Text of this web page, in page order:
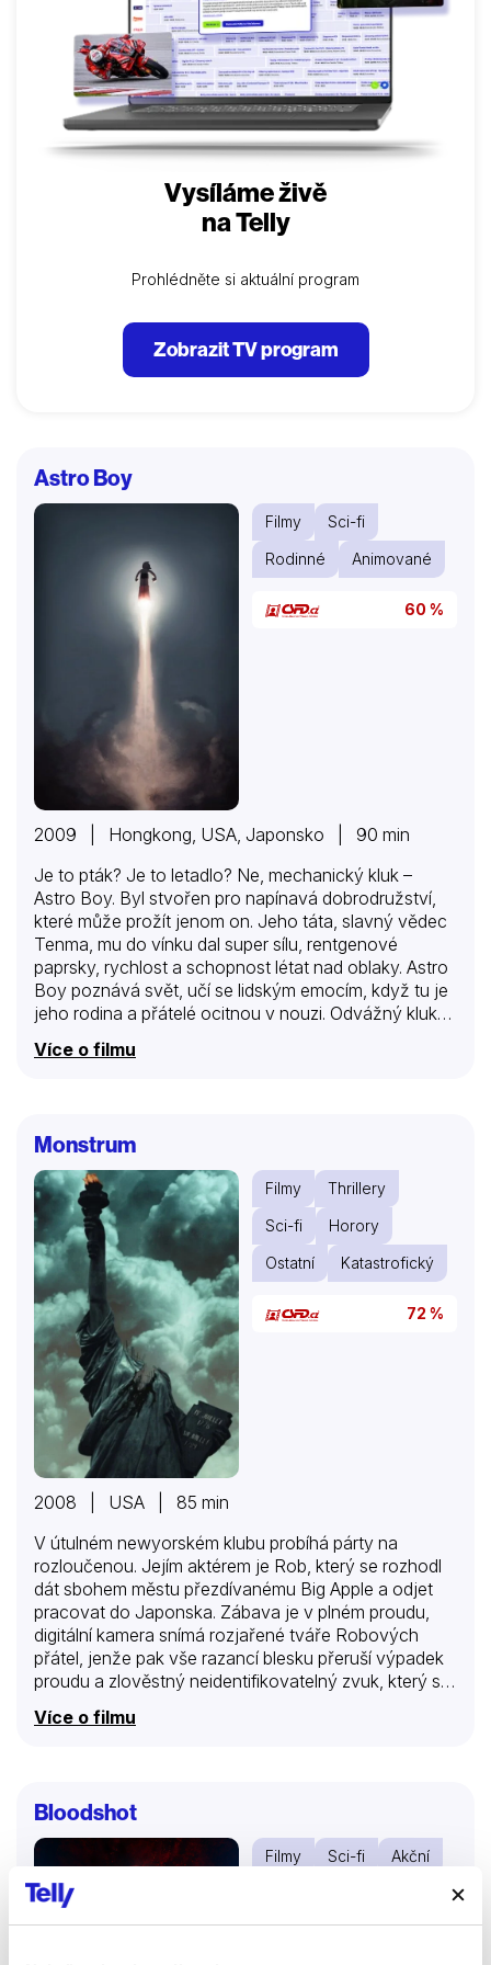
Vysíláme živě
na Telly
Prohlédněte si aktuální program
Zobrazit TV program
Astro Boy
Filmy
Sci-fi
Rodinné
Animované
60 %
2009 | Hongkong, USA, Japonsko | 90 min
Je to pták? Je to letadlo? Ne, mechanický kluk –
Astro Boy. Byl stvořen pro napínavá dobrodružství,
které může prožít jenom on. Jeho táta, slavný vědec
Tenma, mu do vínku dal super sílu, rentgenové
paprsky, rychlost a schopnost létat nad oblaky. Astro
Boy poznává svět, učí se lidským emocím, když tu je
jeho rodina a přátelé ocitnou v nouzi. Odvážný kluk
se proto vrací do rodného Metro City, aby čelil možná
dosud největší životní výzvě. Astro Boy pochází z
století. Ty byly později přepracovány do televizního
seriálu. Právě jeho podoba tehdy udala směr celé
japonské animované produkci a dodnes je…
Více o filmu
Monstrum
Filmy
Thrillery
Sci-fi
Horory
Ostatní
Katastrofický
72 %
2008 | USA | 85 min
V útulném newyorském klubu probíhá párty na
rozloučenou. Jejím aktérem je Rob, který se rozhodl
dát sbohem městu přezdívanému Big Apple a odjet
pracovat do Japonska. Zábava je v plném proudu,
digitální kamera snímá rozjařené tváře Robových
přátel, jenže pak vše razancí blesku přeruší výpadek
proudu a zlověstný neidentifikovatelný zvuk, který se
chvíli obnoví, ale úleva je jen dočasná. Zatímco
zvukem připomínajícím kvílení nějakého pravěkého
monstra. Párty razantně končí, nastává panika.
Špatně se ale utíká, když netušíte před čím prcháte.
Více o filmu
Bloodshot
Filmy Sci-fi Akční